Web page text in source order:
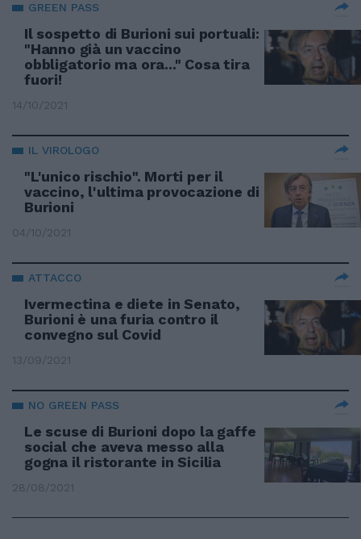
GREEN PASS
Il sospetto di Burioni sui portuali:
"Hanno già un vaccino
obbligatorio ma ora..." Cosa tira
fuori!
14/10/2021
IL VIROLOGO
"L'unico rischio". Morti per il
vaccino, l'ultima provocazione di
Burioni
04/10/2021
ATTACCO
Ivermectina e diete in Senato,
Burioni è una furia contro il
convegno sul Covid
13/09/2021
NO GREEN PASS
Le scuse di Burioni dopo la gaffe
social che aveva messo alla
gogna il ristorante in Sicilia
28/08/2021